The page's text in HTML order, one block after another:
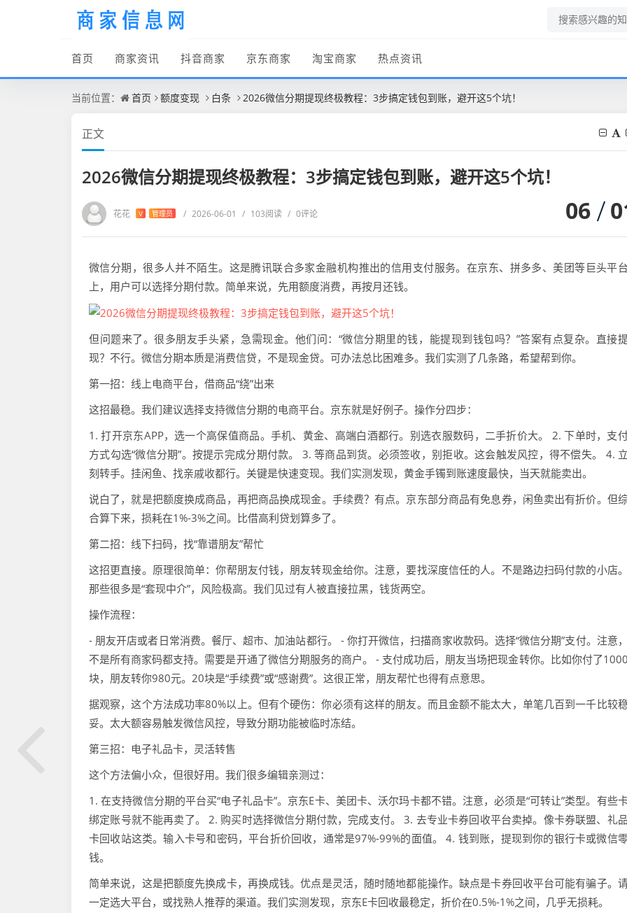
首页 商家资讯 抖音商家 京东商家 淘宝商家 热点资讯
当前位置： 首页 额度变现 白条 2026微信分期提现终极教程：3步搞定钱包到账，避开这5个坑！
正文
2026微信分期提现终极教程：3步搞定钱包到账，避开这5个坑！
花花 V 管理员 / 2026-06-01 / 103阅读 / 0评论 06
微信分期，很多人并不陌生。这是腾讯联合多家金融机构推出的信用支付服务。在京东、拼多多、美团等巨头平台
上，用户可以选择分期付款。简单来说，先用额度消费，再按月还钱。
但问题来了。很多朋友手头紧，急需现金。他们问：“微信分期里的钱，能提现到钱包吗？”答案有点复杂。直接提
现？不行。微信分期本质是消费信贷，不是现金贷。可办法总比困难多。我们实测了几条路，希望帮到你。
第一招：线上电商平台，借商品“绕”出来
这招最稳。我们建议选择支持微信分期的电商平台。京东就是好例子。操作分四步：
1. 打开京东APP，选一个高保值商品。手机、黄金、高端白酒都行。别选衣服数码，二手折价大。 2. 下单时，支
方式勾选“微信分期”。按提示完成分期付款。 3. 等商品到货。必须签收，别拒收。这会触发风控，得不偿失。 4. 立
刻转手。挂闲鱼、找亲戚收都行。关键是快速变现。我们实测发现，黄金手镯到账速度最快，当天就能卖出。
说白了，就是把额度换成商品，再把商品换成现金。手续费？有点。京东部分商品有免息券，闲鱼卖出有折价。但
合算下来，损耗在1%-3%之间。比借高利贷划算多了。
第二招：线下扫码，找“靠谱朋友”帮忙
这招更直接。原理很简单：你帮朋友付钱，朋友转现金给你。注意，要找深度信任的人。不是路边扫码付款的小店。
那些很多是“套现中介”，风险极高。我们见过有人被直接拉黑，钱货两空。
操作流程：
- 朋友开店或者日常消费。餐厅、超市、加油站都行。 - 你打开微信，扫描商家收款码。选择“微信分期”支付。注意，
不是所有商家码都支持。需要是开通了微信分期服务的商户。 - 支付成功后，朋友当场把现金转你。比如你付了1000
块，朋友转你980元。20块是“手续费”或“感谢费”。这很正常，朋友帮忙也得有点意思。
据观察，这个方法成功率80%以上。但有个硬伤：你必须有这样的朋友。而且金额不能太大，单笔几百到一千比较稳
妥。太大额容易触发微信风控，导致分期功能被临时冻结。
第三招：电子礼品卡，灵活转售
这个方法偏小众，但很好用。我们很多编辑亲测过：
1. 在支持微信分期的平台买“电子礼品卡”。京东E卡、美团卡、沃尔玛卡都不错。注意，必须是“可转让”类型。有些
绑定账号就不能再卖了。 2. 购买时选择微信分期付款，完成支付。 3. 去专业卡券回收平台卖掉。像卡券联盟、礼品
卡回收站这类。输入卡号和密码，平台折价回收，通常是97%-99%的面值。 4. 钱到账，提现到你的银行卡或微信
钱。
简单来说，这是把额度先换成卡，再换成钱。优点是灵活，随时随地都能操作。缺点是卡券回收平台可能有骗子。
一定选大平台，或找熟人推荐的渠道。我们实测发现，京东E卡回收最稳定，折价在0.5%-1%之间，几乎无损耗。